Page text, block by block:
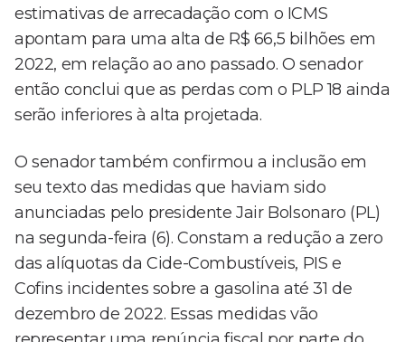
estimativas de arrecadação com o ICMS
apontam para uma alta de R$ 66,5 bilhões em
2022, em relação ao ano passado. O senador
então conclui que as perdas com o PLP 18 ainda
serão inferiores à alta projetada.
O senador também confirmou a inclusão em
seu texto das medidas que haviam sido
anunciadas pelo presidente Jair Bolsonaro (PL)
na segunda-feira (6). Constam a redução a zero
das alíquotas da Cide-Combustíveis, PIS e
Cofins incidentes sobre a gasolina até 31 de
dezembro de 2022. Essas medidas vão